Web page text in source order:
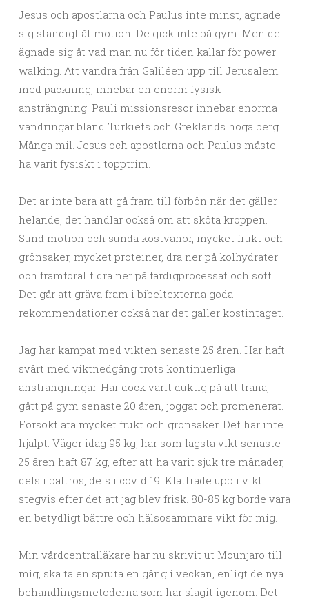
Jesus och apostlarna och Paulus inte minst, ägnade
sig ständigt åt motion. De gick inte på gym. Men de
ägnade sig åt vad man nu för tiden kallar för power
walking. Att vandra från Galiléen upp till Jerusalem
med packning, innebar en enorm fysisk
ansträngning. Pauli missionsresor innebar enorma
vandringar bland Turkiets och Greklands höga berg.
Många mil. Jesus och apostlarna och Paulus måste
ha varit fysiskt i topptrim.
Det är inte bara att gå fram till förbön när det gäller
helande, det handlar också om att sköta kroppen.
Sund motion och sunda kostvanor, mycket frukt och
grönsaker, mycket proteiner, dra ner på kolhydrater
och framförallt dra ner på färdigprocessat och sött.
Det går att gräva fram i bibeltexterna goda
rekommendationer också när det gäller kostintaget.
Jag har kämpat med vikten senaste 25 åren. Har haft
svårt med viktnedgång trots kontinuerliga
ansträngningar. Har dock varit duktig på att träna,
gått på gym senaste 20 åren, joggat och promenerat.
Försökt äta mycket frukt och grönsaker. Det har inte
hjälpt. Väger idag 95 kg, har som lägsta vikt senaste
25 åren haft 87 kg, efter att ha varit sjuk tre månader,
dels i bältros, dels i covid 19. Klättrade upp i vikt
stegvis efter det att jag blev frisk. 80-85 kg borde vara
en betydligt bättre och hälsosammare vikt för mig.
Min vårdcentralläkare har nu skrivit ut Mounjaro till
mig, ska ta en spruta en gång i veckan, enligt de nya
behandlingsmetoderna som har slagit igenom. Det